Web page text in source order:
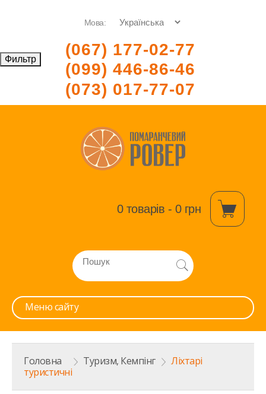
Мова:
(067) 177-02-77
(099) 446-86-46
(073) 017-77-07
0 товарів - 0 грн
Меню сайту
Головна > Туризм, Кемпінг > Ліхтарі
туристичні
Фильтр